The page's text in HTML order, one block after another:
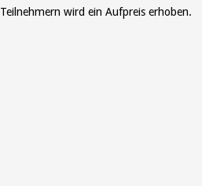
Teilnehmern wird ein Aufpreis erhoben.